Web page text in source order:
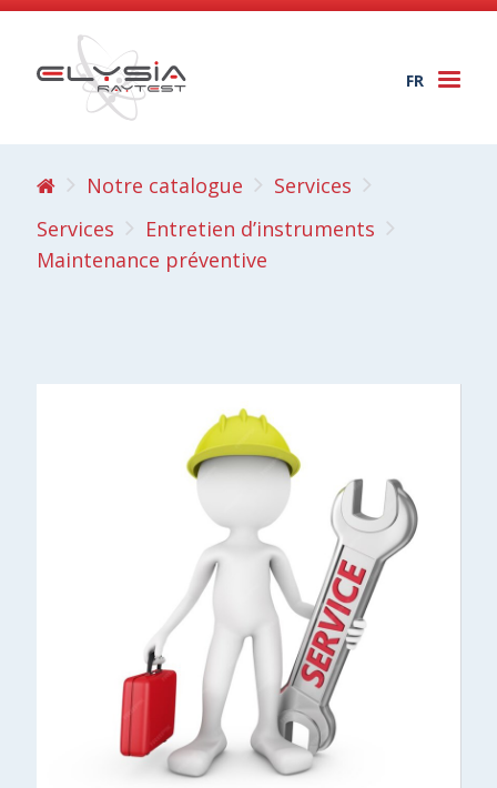
FR
Notre catalogue
Services
Services
Entretien d’instruments
Maintenance préventive